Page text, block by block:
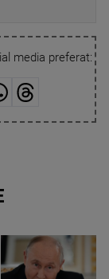
media preferat: